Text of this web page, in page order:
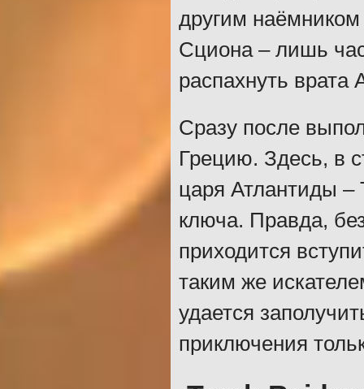
другим
Сциона – лишь
распахнуть врата
Сразу после
Грецию. Здесь, в
царя Атлантиды –
ключа. Правда,
приходится
таким же
удается
приключения